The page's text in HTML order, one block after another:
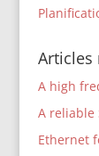
Articles
A high
A reliable
Ethernet